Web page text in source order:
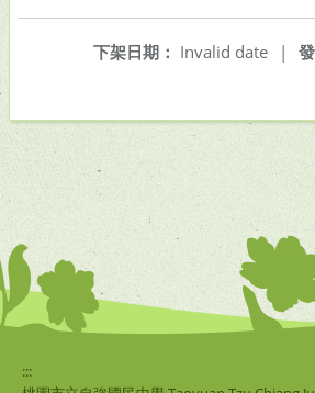
下架日期： Invalid date
|
:::